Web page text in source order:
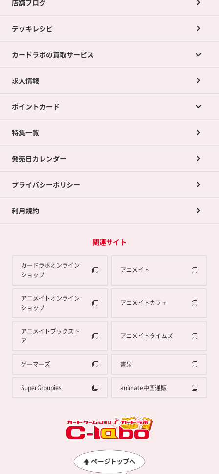
店舗ブログ
デッキレシピ
カードラボの買取サービス
カードラボの買取サービスTOP
店舗買取について
ネット買取について
買取承諾書について
求人情報
ポイントカード
ポイントカードTOP
ポイント交換景品
特集一覧
発売日カレンダー
プライバシーポリシー
利用規約
関連サイト
カードラボオンライン
ショップ
アニメイト
アニメイトオンライン
ショップ
アニメイトカフェ
アニメイトブックスト
ア
アニメイトタイムズ
ゲーマーズ 書泉
SuperGroupies animate中国通販